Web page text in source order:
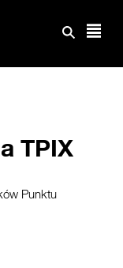
TPIX
Punktu